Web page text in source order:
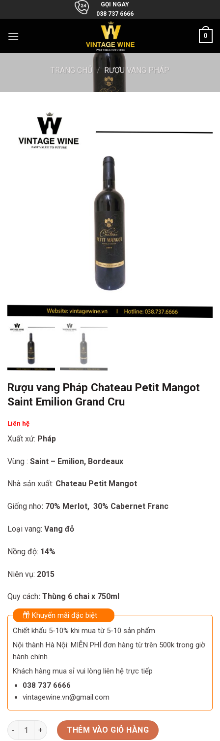
to
GỌI NGAY
038 737 6666
0
TRANG CHỦ / RƯỢU VANG PHÁP
Rượu vang Pháp Chateau Petit Mangot
Saint Emilion Grand Cru
Liên hệ
Xuất xứ: Pháp
Vùng : Saint – Emilion, Bordeaux
Nhà sản xuất: Chateau Petit Mangot
Giống nho: 70% Merlot, 30% Cabernet Franc
Loại vang: Vang đỏ
Nồng độ: 14%
Niên vụ: 2015
Quy cách: Thùng 6 chai x 750ml
Khuyến mãi đặc biệt
Chiết khấu 5-10% khi mua từ 5-10 sản phẩm
Nội thành Hà Nội: MIỄN PHÍ đơn hàng từ trên 500k trong giờ
hành chính
Khách hàng mua sỉ vui lòng liên hệ trực tiếp
038 737 6666
vintagewine.vn@gmail.com
Rượu vang Pháp Chateau Petit Mangot Saint Emilion Grand
THÊM VÀO GIỎ HÀNG